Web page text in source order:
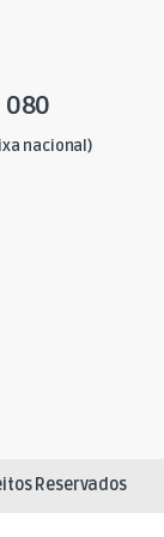
080
nacional)
Reservados